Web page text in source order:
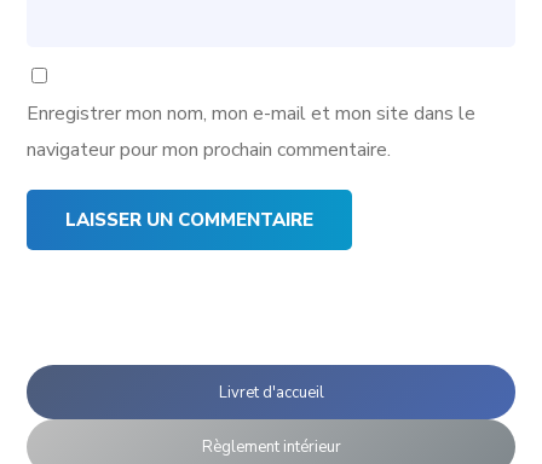
Enregistrer mon nom, mon e-mail et mon site dans le
navigateur pour mon prochain commentaire.
Livret d'accueil
Règlement intérieur